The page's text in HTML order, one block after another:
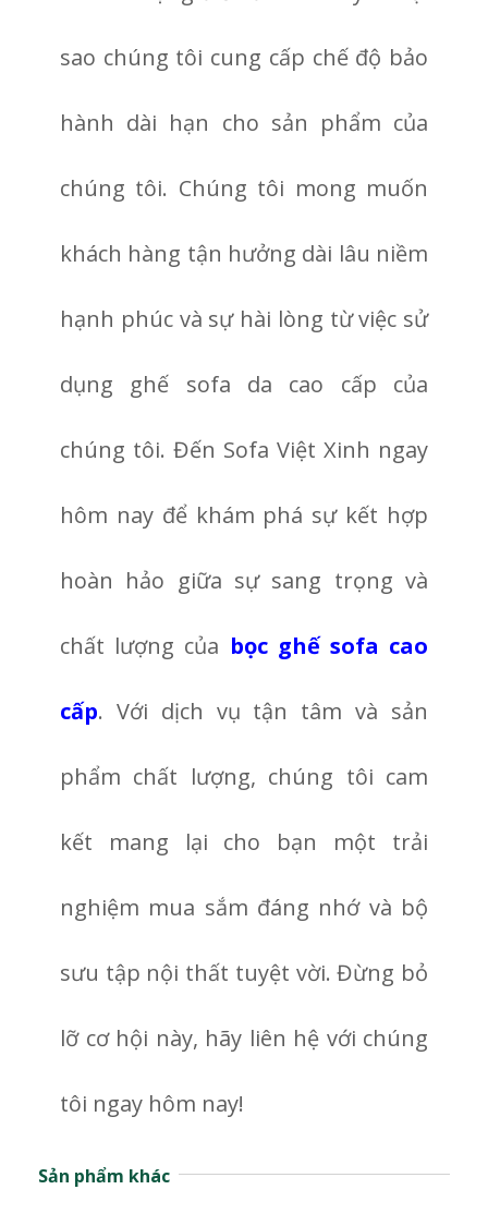
sao chúng tôi cung cấp chế độ bảo
hành dài hạn cho sản phẩm của
chúng tôi. Chúng tôi mong muốn
khách hàng tận hưởng dài lâu niềm
hạnh phúc và sự hài lòng từ việc sử
dụng ghế sofa da cao cấp của
chúng tôi. Đến Sofa Việt Xinh ngay
hôm nay để khám phá sự kết hợp
hoàn hảo giữa sự sang trọng và
chất lượng của bọc ghế sofa cao
cấp. Với dịch vụ tận tâm và sản
phẩm chất lượng, chúng tôi cam
kết mang lại cho bạn một trải
nghiệm mua sắm đáng nhớ và bộ
sưu tập nội thất tuyệt vời. Đừng bỏ
lỡ cơ hội này, hãy liên hệ với chúng
tôi ngay hôm nay!
Sản phẩm khác